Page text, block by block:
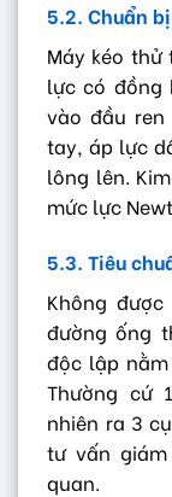
5.2. Chuẩn
Máy kéo
lực có đồng
vào đầu
tay, áp lực
lông lên.
mức lực
5.3. Tiêu
Không
đường ống
độc lập
Thường cứ
nhiên ra 3
tư vấn
quan.